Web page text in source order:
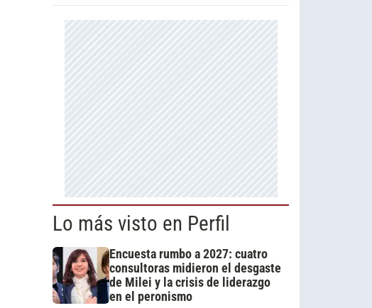
Lo más visto en Perfil
Encuesta rumbo a 2027: cuatro
consultoras midieron el desgaste
de Milei y la crisis de liderazgo
en el peronismo